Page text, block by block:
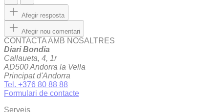
Afegir resposta
Afegir nou comentari
CONTACTA AMB NOSALTRES
Diari Bondia
Callaueta, 4, 1r
AD500 Andorra la Vella
Principat d'Andorra
Tel. +376 80 88 88
Formulari de contacte
Serveis